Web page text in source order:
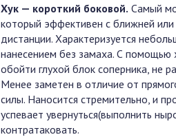
Хук — короткий боковой. Самый
который эффективен с ближней или
дистанции. Характеризуется
нанесением без замаха. С помощью
обойти глухой блок соперника, не
Менее заметен в отличие от
силы. Наносится стремительно, и
успевает увернуться(выполнить
контратаковать.